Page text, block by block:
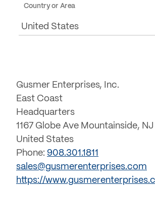
Country or Area
United States
Gusmer Enterprises, Inc.
East Coast
Headquarters
1167 Globe Ave Mountainside,
United States
Phone: 908.301.1811
sales@gusmerenterprises.com
https://